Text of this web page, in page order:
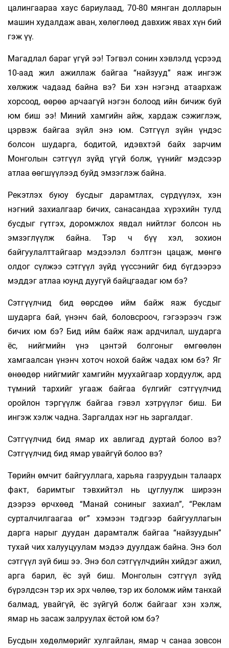
цалингаараа хаус бариулаад, 70-80 мянган долларын
машин худалдаж аван, хөлөглөөд давхиж явах хүн бий
гэж үү.
Магадлал бараг үгүй ээ! Тэгвэл сонин хэвлэлд үсрээд
10-аад жил ажиллаж байгаа “найзууд” яаж ингэж
хөлжиж чадаад байна вэ? Би хэн нэгэнд атаархаж
хорсоод, өөрөө арчаагүй нэгэн болоод ийн бичиж буй
юм биш ээ! Миний хамгийн айж, хардаж сэжиглэж,
цэрвэж байгаа зүйл энэ юм. Сэтгүүл зүйн үндэс
болсон шударга, бодитой, идэвхтэй байх зарчим
Монголын сэтгүүл зүйд үгүй болж, үүнийг мэдсээр
атлаа өөгшүүлээд буйд эмзэглэж байна.
Рекэтлэх буюу бусдыг дарамтлах, сүрдүүлэх, хэн
нэгний захиалгаар бичих, санасандаа хүрэхийн тулд
бусдыг гүтгэх, доромжлох явдал нийтлэг болсон нь
эмзэглүүлж байна. Тэр ч бүү хэл, зохион
байгуулалттайгаар мэдээлэл бэлтгэн цацаж, мөнгө
олдог сүлжээ сэтгүүл зүйд үүссэнийг бид бүгдээрээ
мэддэг атлаа юунд дуугүй байцгаадаг юм бэ?
Сэтгүүлчид бид өөрсдөө ийм байж яаж бусдыг
шударга бай, үнэнч бай, боловсрооч, гэгээрээч гэж
бичих юм бэ? Бид ийм байж яаж ардчилал, шударга
ёс, нийгмийн үнэ цэнтэй болгоныг өмгөөлөн
хамгаалсан үнэнч хоточ нохой байж чадах юм бэ? Яг
өнөөдөр нийгмийг хамгийн муухайгаар хордуулж, ард
түмний тархийг угааж байгаа бүлгийг сэтгүүлчид
оройлон тэргүүлж байгаа гэвэл хэтрүүлэг биш. Би
ингэж хэлж чадна. Заргалдах нэг нь заргалдаг.
Сэтгүүлчид бид ямар их авлигад дуртай болоо вэ?
Сэтгүүлчид бид ямар увайгүй болоо вэ?
Төрийн өмчит байгууллага, харьяа газруудын талаарх
факт, баримтыг тэвхийтэл нь цуглуулж ширээн
дээрээ өрчхөөд “Манай сониныг захиал”, “Реклам
сурталчилгаагаа өг” хэмээн тэдгээр байгууллагын
дарга нарыг дуудан дарамталж байгаа “найзуудын”
тухай чих халууцуулам мэдээ дуулдаж байна. Энэ бол
сэтгүүл зүй биш ээ. Энэ бол сэтгүүлчдийн хийдэг ажил,
арга барил, ёс зүй биш. Монголын сэтгүүл зүйд
бүрэлдсэн тэр их эрх чөлөө, тэр их боломж ийм танхай
балмад, увайгүй, ёс зүйгүй болж байгааг хэн хэлж,
ямар нь засаж залруулах ёстой юм бэ?
Бусдын хөдөлмөрийг хулгайлан, ямар ч санаа зовсон